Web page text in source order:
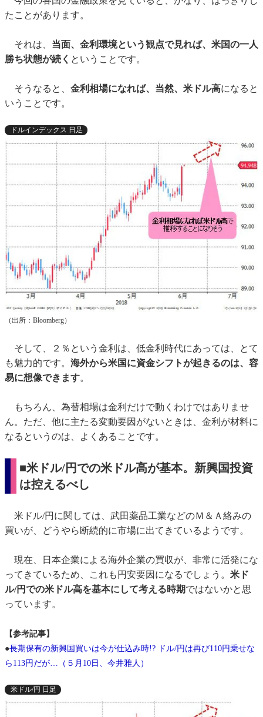
たことがあります。
それは、 当面、金利環境という観点で見れば、米国の一人
勝ち状態が続く ということです。
そうなると、 金利相場になれば、当然、米ドル高になると
いうことです。
ドルインデックス 日足
（出所：Bloomberg）
そして、２％という金利は、低金利時代にあっては、とて
も魅力的です。 海外から米国に資金シフトが起きるのは、容
易に想像できます。
もちろん、為替相場は金利だけで動くわけではありませ
ん。ただ、他に主たる変動要因がないときは、金利が材料に
なるというのは、よくあることです。
■米ドル/円での米ドル高が基本。新興国投資
は控えるべし
米ドル/円に関しては、武田薬品工業などのＭ＆Ａ絡みの
買いが、どうやら断続的に市場に出てきているようです。
現在、日本企業による海外企業の買収が、非常に活発にな
ってきているため、これも円安要因になるでしょう。 米ド
ル/円での米ドル高を基本にして考える時期ではないかと思
っています。
【参考記事】
●長期保有の新興国買いは今が仕込み時!? ドル/円は再び110円乗せな
ら113円だが…（５月10日、今井雅人）
米ドル/円 日足